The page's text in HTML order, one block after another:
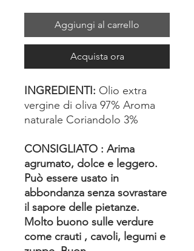
Aggiungi al carrello
Acquista ora
INGREDIENTI: Olio extra
vergine di oliva 97% Aroma
naturale Coriandolo 3%
CONSIGLIATO : Arima
agrumato, dolce e leggero.
Può essere usato in
abbondanza senza sovrastare
il sapore delle pietanze.
Molto buono sulle verdure
come crauti , cavoli, legumi e